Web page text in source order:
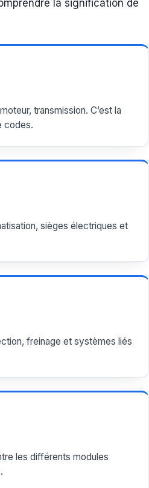
la signification de
transmission. C’est la
codes.
sièges électriques et
freinage et systèmes liés
les différents modules